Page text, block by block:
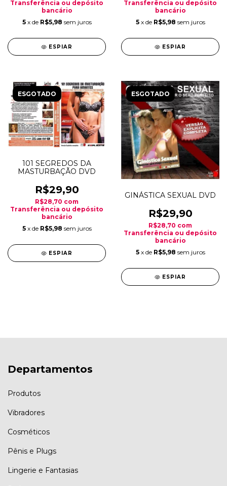
Transferência ou depósito
bancário
5 x de R$5,98 sem juros
ESPIAR
Transferência ou depósito
bancário
5 x de R$5,98 sem juros
ESPIAR
ESGOTADO
101 SEGREDOS DA
MASTURBAÇÃO DVD
R$29,90
R$28,70 com
Transferência ou depósito
bancário
5 x de R$5,98 sem juros
ESPIAR
ESGOTADO
GINÁSTICA SEXUAL DVD
R$29,90
R$28,70 com
Transferência ou depósito
bancário
5 x de R$5,98 sem juros
ESPIAR
Departamentos
Produtos
Vibradores
Cosméticos
Pênis e Plugs
Lingerie e Fantasias